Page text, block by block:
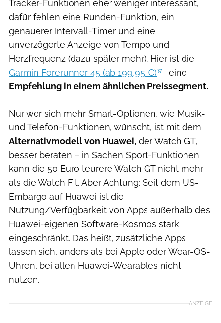
Tracker-Funktionen eher weniger interessant,
dafür fehlen eine Runden-Funktion, ein
genauerer Intervall-Timer und eine
unverzögerte Anzeige von Tempo und
Herzfrequenz (dazu später mehr). Hier ist die
Garmin Forerunner 45 (ab 199,95 €)
eine
Empfehlung in einem ähnlichen Preissegment.
Nur wer sich mehr Smart-Optionen, wie Musik-
und Telefon-Funktionen, wünscht, ist mit dem
Alternativmodell von Huawei, der Watch GT,
besser beraten – in Sachen Sport-Funktionen
kann die 50 Euro teurere Watch GT nicht mehr
als die Watch Fit. Aber Achtung: Seit dem US-
Embargo auf Huawei ist die
Nutzung/Verfügbarkeit von Apps außerhalb des
Huawei-eigenen Software-Kosmos stark
eingeschränkt. Das heißt, zusätzliche Apps
lassen sich, anders als bei Apple oder Wear-OS-
Uhren, bei allen Huawei-Wearables nicht
nutzen.
ANZEIGE